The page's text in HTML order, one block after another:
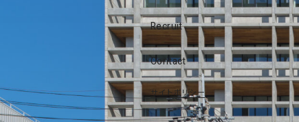
Recruit
Contact
サイトポリシー